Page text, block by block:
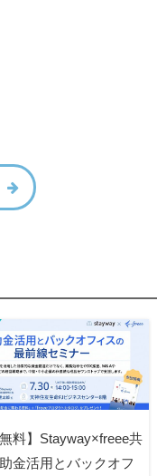
無料】Stayway×freee共
金活用とバックオフ